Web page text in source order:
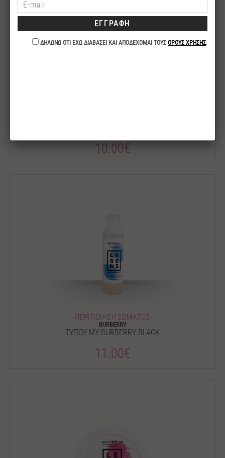
10.00€
-ΠΕΡΙΠΟΙΗΣΗ ΣΩΜΑΤΟΣ-
BURBERRY
ΤΥΠΟΥ MY BURBERRY BLACK
11.00€